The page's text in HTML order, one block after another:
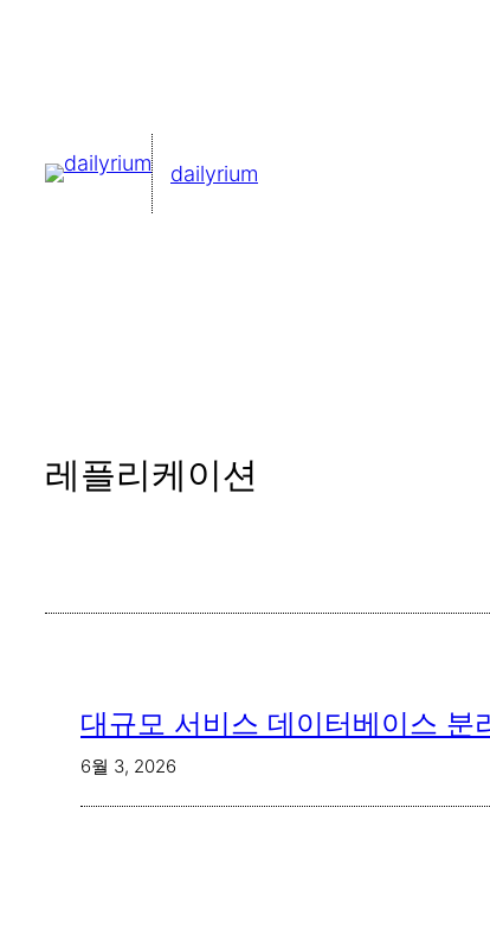
dailyrium
레플리케이션
대규모 서비스 데이터베이스 분
6월 3, 2026